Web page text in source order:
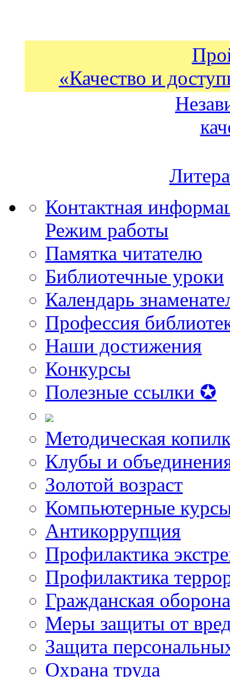
«Качество и
Контактная
Режим работы
Памятка читателю
Библиотечные уроки
Календарь
Профессия
Наши достижения
Конкурсы
Полезные ссылки ✪
Методическая
Клубы и
Золотой возраст
Компьютерные
Антикоррупция
Профилактика
Профилактика
Гражданская оборона
Меры защиты от
Защита
Охрана труда